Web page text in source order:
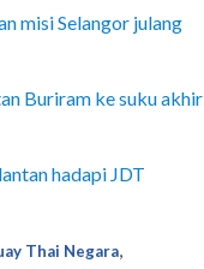
misi Selangor julang
Buriram ke suku akhir
hadapi JDT
Thai Negara